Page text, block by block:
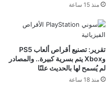
منذ 15 ساعة
تقرير: تصنيع أقراص ألعاب PS5
وXbox يتم بسرية كبيرة.. والمصادر
لم يُسمح لها بالحديث علنًا
منذ 18 ساعة